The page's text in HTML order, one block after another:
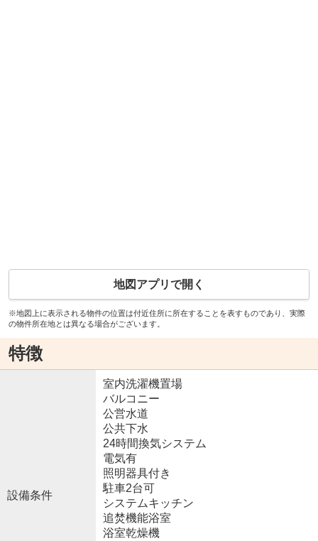
地図アプリで開く
※地図上に表示される物件の位置は付近住所に所在することを表すものであり、実際
の物件所在地とは異なる場合がございます。
特徴
設備条件
室内洗濯機置場
バルコニー
公営水道
公共下水
24時間換気システム
電気有
照明器具付き
駐車2台可
システムキッチン
追焚機能浴室
浴室乾燥機